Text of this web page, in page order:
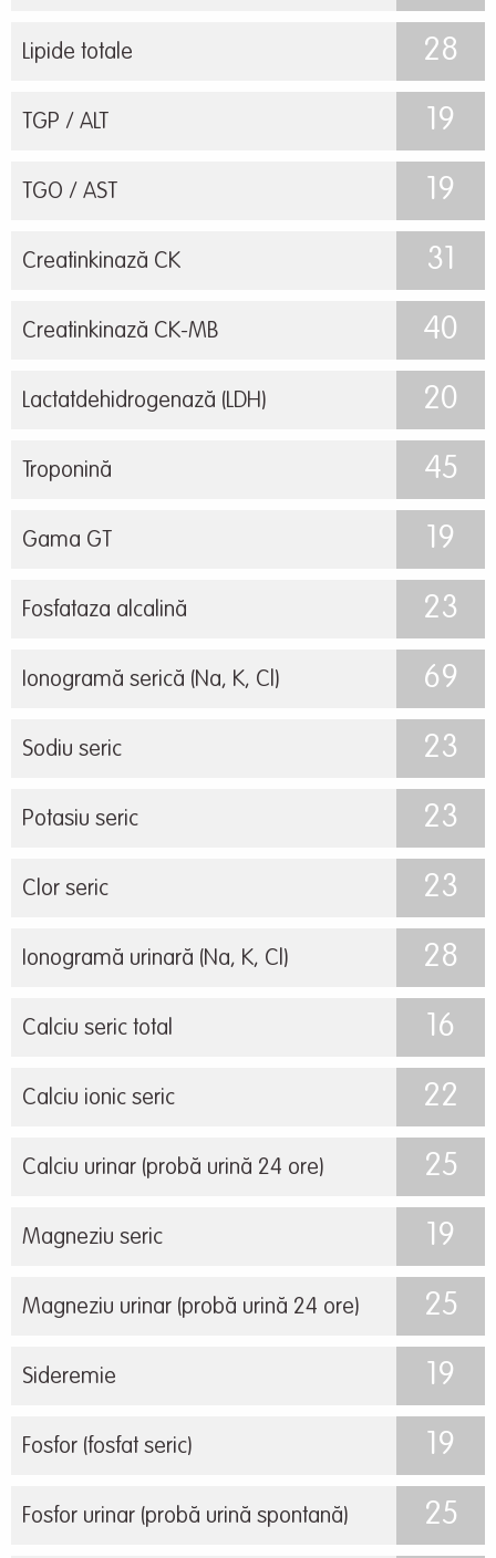
Lipide totale 28
TGP / ALT 19
TGO / AST 19
Creatinkinază CK 31
Creatinkinază CK-MB 40
Lactatdehidrogenază (LDH) 20
Troponină 45
Gama GT 19
Fosfataza alcalină 23
Ionogramă serică (Na, K, Cl) 69
Sodiu seric 23
Potasiu seric 23
Clor seric 23
Ionogramă urinară (Na, K, Cl) 28
Calciu seric total 16
Calciu ionic seric 22
Calciu urinar (probă urină 24 ore) 25
Magneziu seric 19
Magneziu urinar (probă urină 24 ore) 25
Sideremie 19
Fosfor (fosfat seric) 19
Fosfor urinar (probă urină spontană) 25